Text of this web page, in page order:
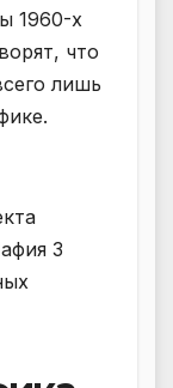
1960-х
что
лишь
3